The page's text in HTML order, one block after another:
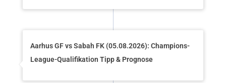
Aarhus GF vs Sabah FK (05.08.2026): Champions-
League-Qualifikation Tipp & Prognose